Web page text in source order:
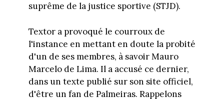
suprême de la justice sportive (STJD).
Textor a provoqué le courroux de
l'instance en mettant en doute la probité
d'un de ses membres, à savoir Mauro
Marcelo de Lima. Il a accusé ce dernier,
dans un texte publié sur son site officiel,
d'être un fan de Palmeiras. Rappelons